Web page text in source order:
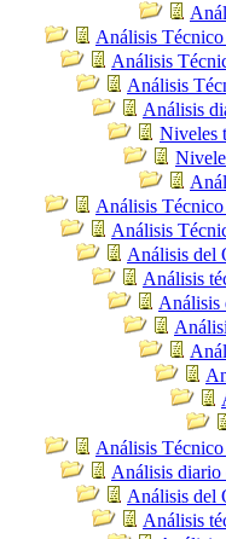
Análisis
Análisis
Análisis
Análisis
Niveles
Análisis
Análisis
Análisis del
Análisis
Análisis
Análisis
Análisis diario
Análisis del
Análisis